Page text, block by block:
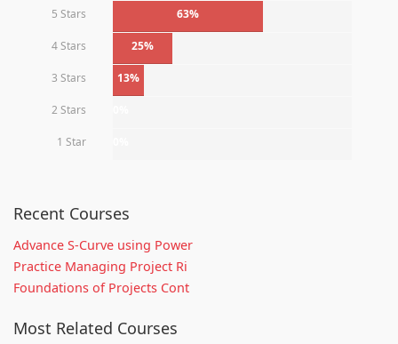
5 Stars
63%
4 Stars 25%
3 Stars 13%
2 Stars
1 Star
Recent Courses
Advance S-Curve using Power
Practice Managing Project Ri
Foundations of Projects Cont
Most Related Courses